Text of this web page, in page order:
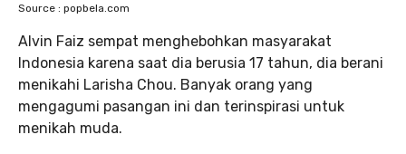
Source : popbela.com
Alvin Faiz sempat menghebohkan masyarakat
Indonesia karena saat dia berusia 17 tahun, dia berani
menikahi Larisha Chou. Banyak orang yang
mengagumi pasangan ini dan terinspirasi untuk
menikah muda.